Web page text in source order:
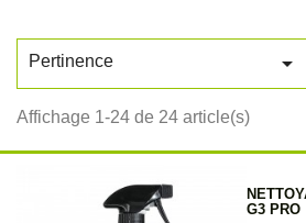
Pertinence 
Affichage 1-24 de 24 article(s)
G3 PRO